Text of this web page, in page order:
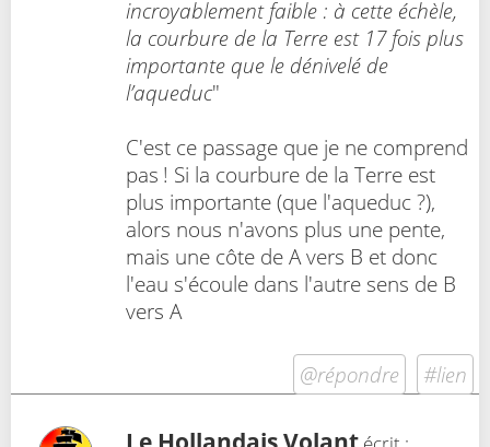
incroyablement faible : à cette échèle,
la courbure de la Terre est 17 fois plus
importante que le dénivelé de
l’aqueduc"
C'est ce passage que je ne comprend
pas ! Si la courbure de la Terre est
plus importante (que l'aqueduc ?),
alors nous n'avons plus une pente,
mais une côte de A vers B et donc
l'eau s'écoule dans l'autre sens de B
vers A
@répondre #lien